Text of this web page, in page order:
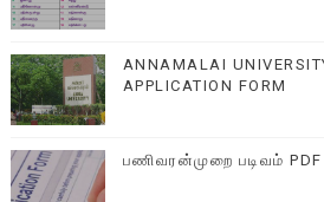
ANNAMALAI
APPLICATION FORM
பணிவரன்முறை படிவம் PDF